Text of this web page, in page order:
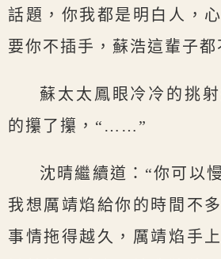
話題，你我都是明白人，
要你不插手，蘇浩這輩子都
蘇太太鳳眼冷冷的挑
的攥了攥，“……”
沈晴繼續道：“你可以
我想厲靖焰給你的時間不
事情拖得越久，厲靖焰手